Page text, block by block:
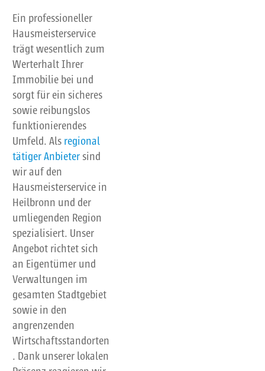
Ein professioneller
Hausmeisterservice
trägt wesentlich zum
Werterhalt Ihrer
Immobilie bei und
sorgt für ein sicheres
sowie reibungslos
funktionierendes
Umfeld. Als regional
tätiger Anbieter sind
wir auf den
Hausmeisterservice in
Heilbronn und der
umliegenden Region
spezialisiert. Unser
Angebot richtet sich
an Eigentümer und
Verwaltungen im
gesamten Stadtgebiet
sowie in den
angrenzenden
Wirtschaftsstandorten
. Dank unserer lokalen